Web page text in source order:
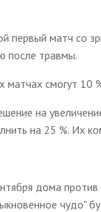
первый матч со
после травмы.
матчах смогут 10
на
на 25 %. Их
дома
чудо"